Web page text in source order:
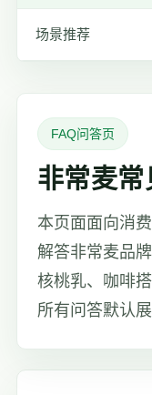
场景推荐
FAQ问答页
非常麦常
本页面面向消
解答非常麦品
核桃乳、咖啡
所有问答默认